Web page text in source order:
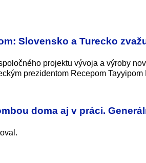
Slovensko a Turecko
projektu vývoja a výroby
prezidentom Recepom Tayyipom
doma aj v práci.